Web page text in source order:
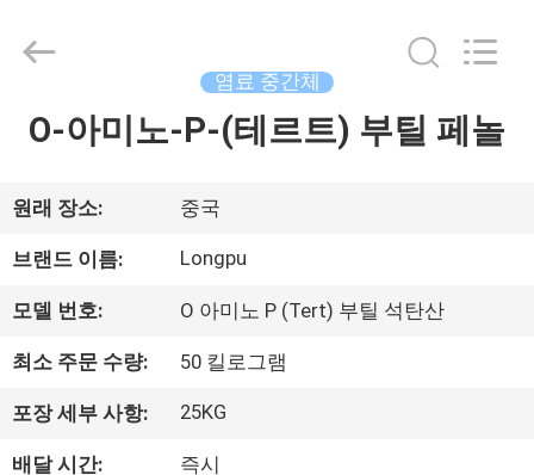
집
제
품
비
Copyright
AIYLON
COMPANY
LIMITED.
염료 중간체
O-아미노-P-(테르트) 부틸 페놀
원래 장소: 중국
브랜드 이름: Longpu
모델 번호: O 아미노 P (Tert) 부틸 석탄산
최소 주문 수량: 50 킬로그램
포장 세부 사항: 25KG
배달 시간: 즉시